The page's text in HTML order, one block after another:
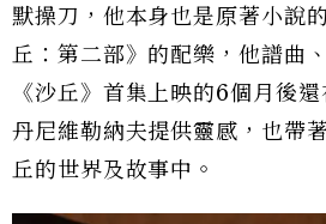
默操刀，他本身也是原著小說
丘：第二部》的配樂，他譜曲
《沙丘》首集上映的6個月後
丹尼維勒納夫提供靈感，也帶
丘的世界及故事中。